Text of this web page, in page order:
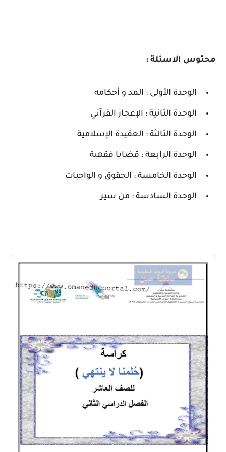
محتوس الاسئلة :
الوحدة الأولى : المد و أحكامه
الوحدة الثانية : الإعجاز القرآني
الوحدة الثالثة : العقيدة الإسلامية
الوحدة الرابعة : قضايا فقهية
الوحدة الخامسة : الحقوق و الواجبات
الوحدة السادسة : من سير